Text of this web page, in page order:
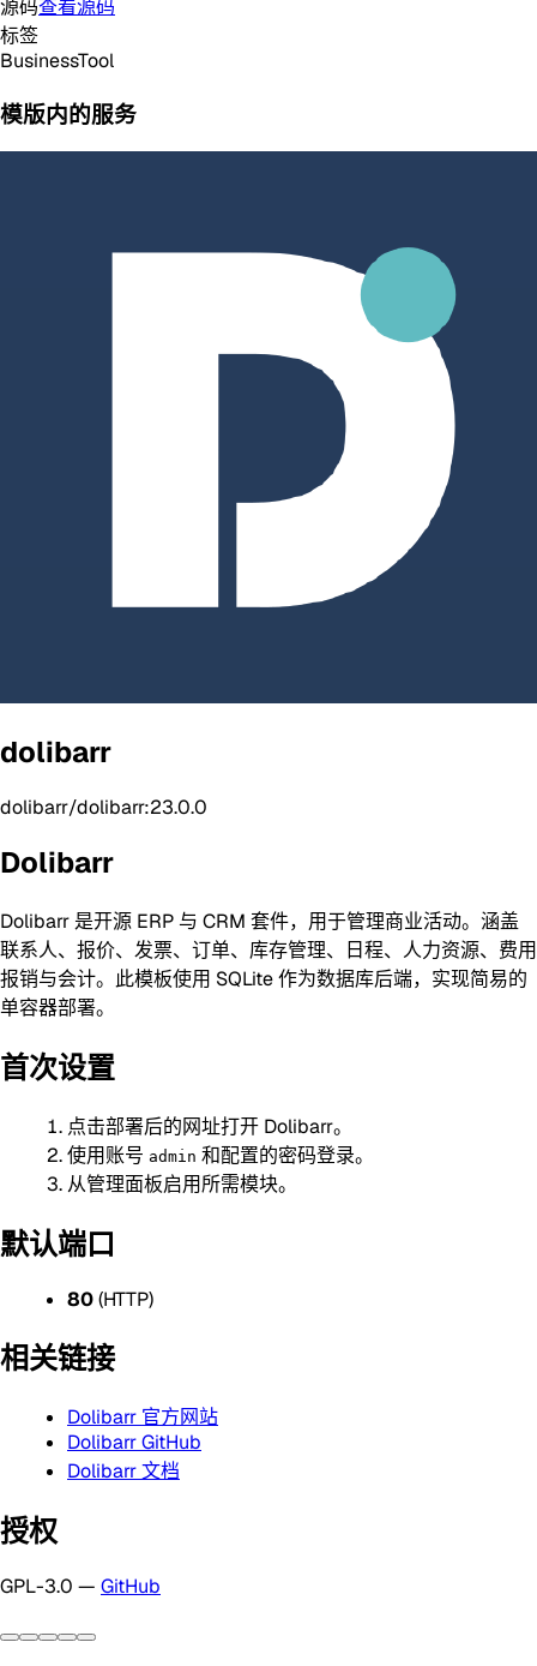
源码查看源码
标签
BusinessTool
模版内的服务
dolibarr
dolibarr/dolibarr:23.0.0
Dolibarr
Dolibarr 是开源 ERP 与 CRM 套件，用于管理商业活动。涵盖
联系人、报价、发票、订单、库存管理、日程、人力资源、费用
报销与会计。此模板使用 SQLite 作为数据库后端，实现简易的
单容器部署。
首次设置
点击部署后的网址打开 Dolibarr。
使用账号 admin 和配置的密码登录。
从管理面板启用所需模块。
默认端口
80(HTTP)
相关链接
Dolibarr 官方网站
Dolibarr GitHub
Dolibarr 文档
授权
GPL-3.0 — GitHub